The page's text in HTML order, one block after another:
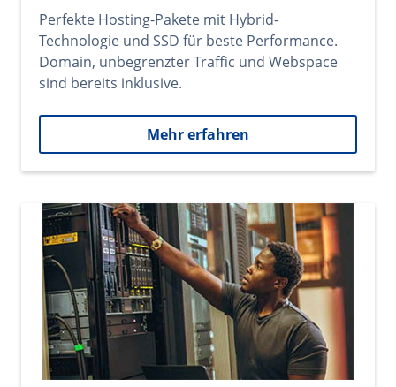
Perfekte Hosting-Pakete mit Hybrid-
Technologie und SSD für beste Performance.
Domain, unbegrenzter Traffic und Webspace
sind bereits inklusive.
Mehr erfahren